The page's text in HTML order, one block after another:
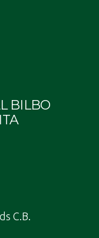
BILBO
C.B.